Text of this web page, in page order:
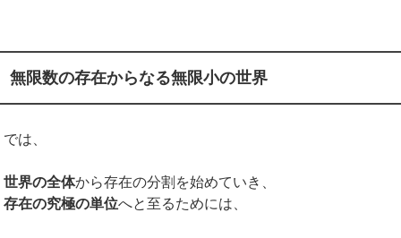
無限数の存在からなる無限小の世界
では、
世界の全体から存在の分割を始めていき、
存在の究極の単位へと至るためには、